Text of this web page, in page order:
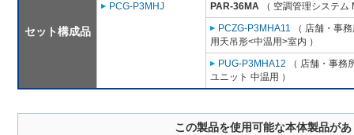
セット構成品
PCG-P3MHJ
PAR-36MA （ 空調管理システム
PCZG-P3MHA11 （ 店舗・事
用天吊形<中温用>室内 ）
PUG-P3MHA12 （ 店舗・事務
ユニット 中温用 ）
この製品を使用可能な本体製品が